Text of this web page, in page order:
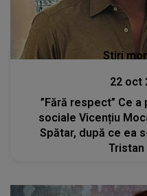
Stiri
22 oct
”Fără respect” Ce
sociale Vicențiu
Spătar, după ce ea
Tristan